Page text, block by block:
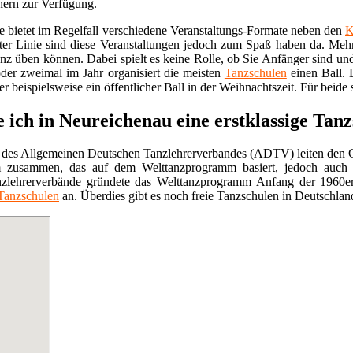
zur Verfügung.
bietet im Regelfall verschiedene Veranstaltungs-Formate neben den
Linie sind diese Veranstaltungen jedoch zum Spaß haben da.
üben können. Dabei spielt es keine Rolle, ob Sie Anfänger sind
zweimal im Jahr organisiert die meisten Tanzschulen einen Ball.
beispielsweise ein öffentlicher Ball in der Weihnachtszeit. Für
ich in Neureichenau eine erstklassige
Allgemeinen Deutschen Tanzlehrerverbandes (ADTV) leiten den
zusammen, das auf dem Welttanzprogramm basiert, jedoch
gründete das Welttanzprogramm Anfang der
an. Überdies gibt es noch freie Tanzschulen in